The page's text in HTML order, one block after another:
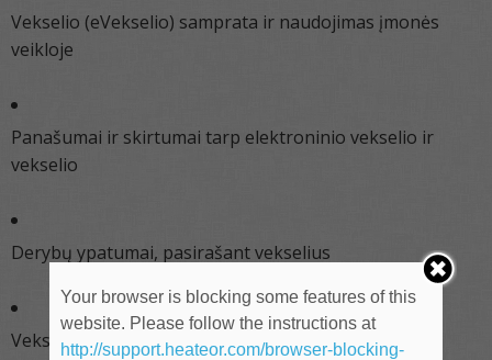
Vekselio (eVekselio) samprata ir naudojimas įmonės
veikloje
Panašumai ir skirtumai tarp elektroninio vekselio ir
vekselio
Derybų ypatumai, pasirašant vekselius
Vekselio naudojimas kartu su sutartimis
Your browser is blocking some features of this
website. Please follow the instructions at
http://support.heateor.com/browser-blocking-